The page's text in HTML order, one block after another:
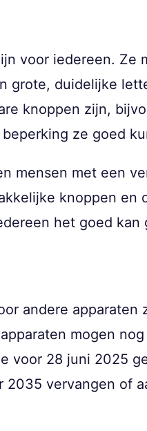
voor iedereen. Ze
grote, duidelijke
knoppen zijn,
ze goed
mensen met een
knoppen en
het goed kan
andere apparaten
mogen
voor 28 juni 2025
vervangen of